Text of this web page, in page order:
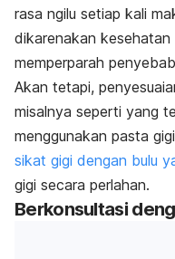
rasa ngilu setiap kali
dikarenakan
memperparah
Akan tetapi,
misalnya seperti yang
menggunakan pasta
sikat gigi dengan bulu
gigi secara perlahan.
Berkonsultasi